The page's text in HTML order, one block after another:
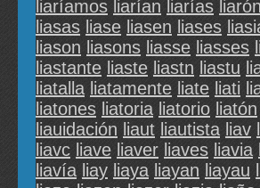
liaríamos liarían liarías liarón
liasas liase liasen liases
liason liasons liasse liasses
liastante liaste liastn liastu
liatalla liatamente liate liati
liatones liatoria liatorio liatón
liauidación liaut liautista liav
liavc liave liaver liaves liavia
liavía liay liaya liayan liayau